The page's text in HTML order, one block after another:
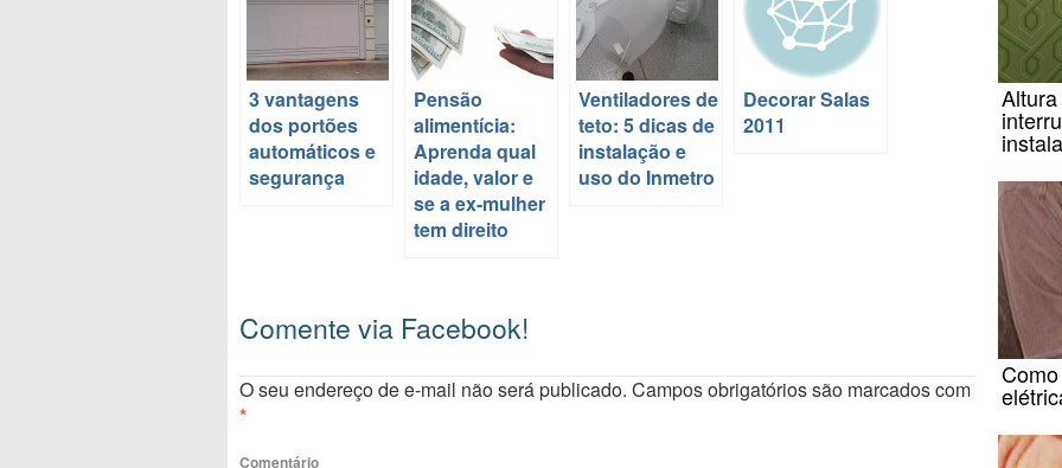
3 vantagens
dos portões
automáticos e
segurança
Pensão
alimentícia:
Aprenda qual
idade, valor e
se a ex-mulher
tem direito
Ventiladores de
teto: 5 dicas de
instalação e
uso do Inmetro
Decorar Salas
2011
Comente via Facebook!
O seu endereço de e-mail não será publicado. Campos obrigatórios são marcados com
*
Comentário